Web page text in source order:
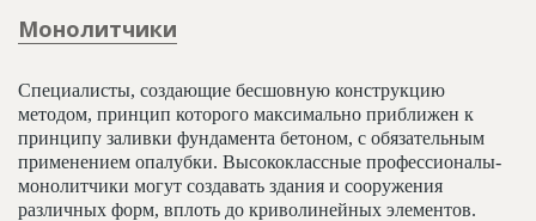
Монолитчики
Специалисты, создающие бесшовную конструкцию
методом, принцип которого максимально приближен к
принципу заливки фундамента бетоном, с обязательным
применением опалубки. Высококлассные профессионалы-
монолитчики могут создавать здания и сооружения
различных форм, вплоть до криволинейных элементов.